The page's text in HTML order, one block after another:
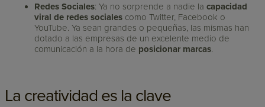
Redes Sociales: Ya no sorprende a nadie lacapacidad
viral de redes sociales como Twitter, Facebook o
YouTube. Ya sean grandes o pequeñas, las mismas han
dotado a las empresas de un excelente medio de
comunicación a la hora de posicionar marcas.
La creatividad es la clave